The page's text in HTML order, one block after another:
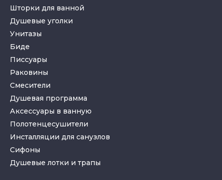
Шторки для ванной
Душевые уголки
Унитазы
Биде
Писсуары
Раковины
Смесители
Душевая программа
Аксессуары в ванную
Полотенцесушители
Инсталляции для санузлов
Cифоны
Душевые лотки и трапы